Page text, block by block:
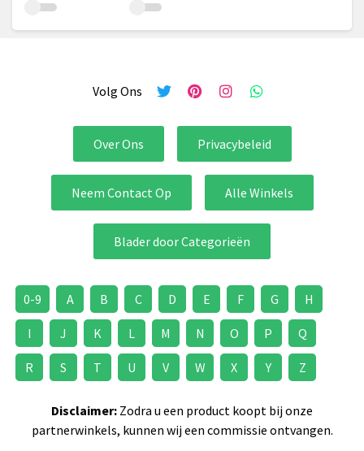
Volg Ons
Over Ons Privacybeleid
Neem Contact Op Alle Winkels
Blader door Categorieën
0-9 A B C D E F G H
I J K L M N O P Q
R S T U V W X Y Z
Disclaimer: Zodra u een product koopt bij onze
partnerwinkels, kunnen wij een commissie ontvangen.